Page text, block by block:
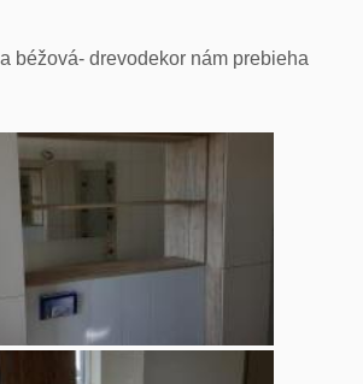
béžová- drevodekor nám prebieha